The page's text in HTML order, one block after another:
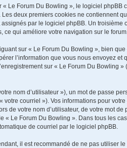
Le Forum Du Bowling », le logiciel
deux premiers cookies ne contiennent
par le logiciel phpBB. Un
ce qui améliore votre navigation sur le forum.
sur « Le Forum Du Bowling », bien
l’information que vous nous envoyez et
sur « Le Forum Du Bowling
nom d’utilisateur »), un mot de passe
courriel »). Vos informations pour
de votre nom d’utilisateur, de votre mot
Le Forum Du Bowling ». Dans tous les
de courriel par le logiciel phpBB.
il est recommandé de ne pas utiliser